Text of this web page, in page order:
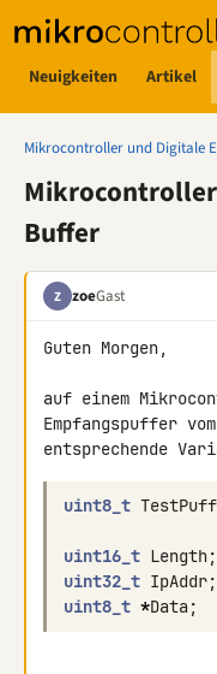
Neuigkeiten Artikel
Mikrocontroller und Digitale
Buffer
Z zoeGast
Guten Morgen,
auf einem
Empfangspuffer
uint8_t
uint16_t Length;
uint32_t IpAddr;
uint8_t *Data;